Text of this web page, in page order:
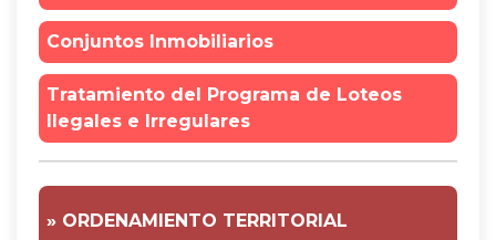
Conjuntos Inmobiliarios
Tratamiento del Programa de Loteos
Ilegales e Irregulares
» ORDENAMIENTO TERRITORIAL